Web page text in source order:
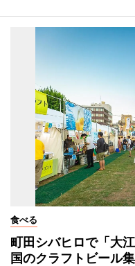
食べる
町田シバヒロで「大
国のクラフトビール